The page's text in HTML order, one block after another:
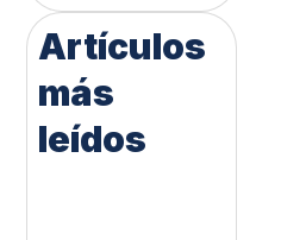
Artículos
más
leídos